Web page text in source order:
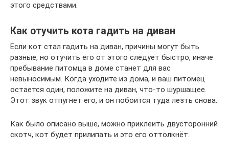
этого средствами.
Как отучить кота гадить на диван
Если кот стал гадить на диван, причины могут быть
разные, но отучить его от этого следует быстро, иначе
пребывание питомца в доме станет для вас
невыносимым. Когда уходите из дома, и ваш питомец
остается один, положите на диван, что-то шуршащее.
Этот звук отпугнет его, и он побоится туда лезть снова.
Как было описано выше, можно приклеить двусторонний
скотч, кот будет прилипать и это его оттолкнёт.